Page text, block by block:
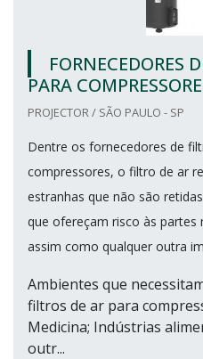
FORNECEDORES
PARA
PROJECTOR / SÃO PAULO - SP
Dentre os fornecedores de
compressores, o filtro de ar
estranhas que não são
que ofereçam risco às
assim como qualquer outra
Ambientes que
filtros de ar para
Medicina; Indústrias
outr...